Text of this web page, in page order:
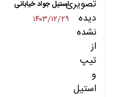
استیل جواد خیابانی
۱۴۰۳/۱۲/۲۹